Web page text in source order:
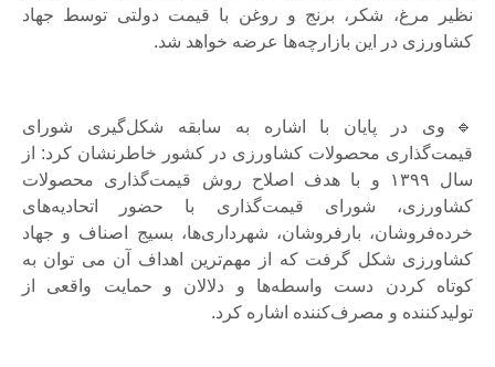
نظیر مرغ، شکر، برنج و روغن با قیمت دولتی توسط جهاد
کشاورزی در این بازارچه‌ها عرضه خواهد شد.
🔹وی در پایان با اشاره به سابقه شکل‌گیری شورای
قیمت‌گذاری محصولات کشاورزی در کشور خاطرنشان کرد: از
سال ۱۳۹۹ و با هدف اصلاح روش قیمت‌گذاری محصولات
کشاورزی، شورای قیمت‌گذاری با حضور اتحادیه‌های
خرده‌فروشان، بارفروشان، شهرداری‌ها، بسیج اصناف و جهاد
کشاورزی شکل گرفت که از مهم‌ترین اهداف آن می توان به
کوتاه کردن دست واسطه‌ها و دلالان و حمایت واقعی از
تولیدکننده و مصرف‌کننده اشاره کرد.